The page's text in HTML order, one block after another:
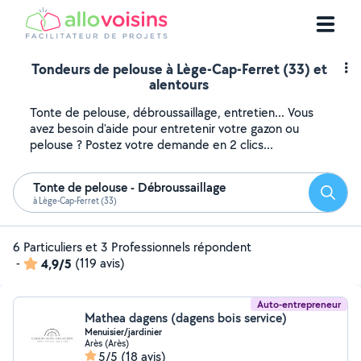
Tondeurs de pelouse à Lège-Cap-Ferret (33) et
alentours
Tonte de pelouse, débroussaillage, entretien... Vous
avez besoin d'aide pour entretenir votre gazon ou
pelouse ? Postez votre demande en 2 clics...
Tonte de pelouse - Débroussaillage
à Lège-Cap-Ferret (33)
6 Particuliers et 3 Professionnels répondent
-
4,9/5 (119 avis)
Auto-entrepreneur
Mathea dagens (dagens bois service)
Menuisier/jardinier
Arès (Arès)
5/5 (18 avis)